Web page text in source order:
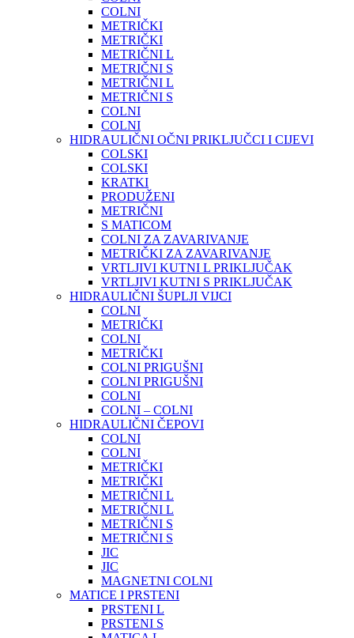
COLNI
METRIČKI
METRIČKI
METRIČNI L
METRIČNI S
METRIČNI L
METRIČNI S
COLNI
COLNI
HIDRAULIČNI OČNI PRIKLJUČCI I CIJEVI
COLSKI
COLSKI
KRATKI
PRODUŽENI
METRIČNI
S MATICOM
COLNI ZA ZAVARIVANJE
METRIČKI ZA ZAVARIVANJE
VRTLJIVI KUTNI L PRIKLJUČAK
VRTLJIVI KUTNI S PRIKLJUČAK
HIDRAULIČNI ŠUPLJI VIJCI
COLNI
METRIČKI
COLNI
METRIČKI
COLNI PRIGUŠNI
COLNI PRIGUŠNI
COLNI
COLNI – COLNI
HIDRAULIČNI ČEPOVI
COLNI
COLNI
METRIČKI
METRIČKI
METRIČNI L
METRIČNI L
METRIČNI S
METRIČNI S
JIC
JIC
MAGNETNI COLNI
MATICE I PRSTENI
PRSTENI L
PRSTENI S